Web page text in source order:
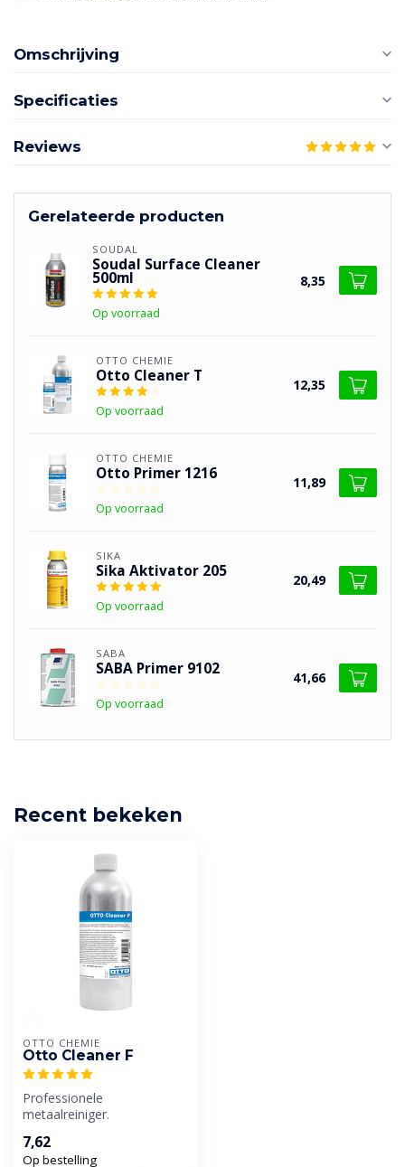
Omschrijving
Specificaties
Reviews
Gerelateerde producten
SOUDAL
Soudal Surface Cleaner
500ml
Op voorraad
8,35
OTTO CHEMIE
Otto Cleaner T
Op voorraad
12,35
OTTO CHEMIE
Otto Primer 1216
Op voorraad
11,89
SIKA
Sika Aktivator 205
Op voorraad
20,49
SABA
SABA Primer 9102
Op voorraad
41,66
Recent bekeken
OTTO CHEMIE
Otto Cleaner F
Professionele
metaalreiniger.
7,62
Op bestelling